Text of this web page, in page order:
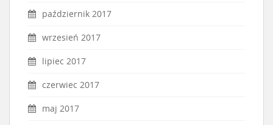
październik 2017
wrzesień 2017
lipiec 2017
czerwiec 2017
maj 2017